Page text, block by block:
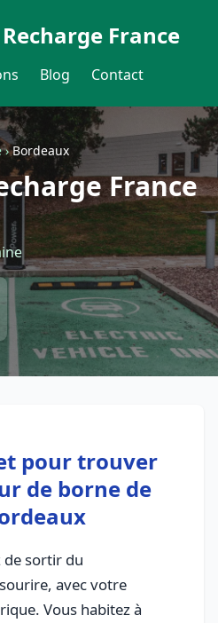
France
Blog Contact
›Bordeaux
France
pour trouver
de borne de
de sortir du
avec votre
Vous habitez à